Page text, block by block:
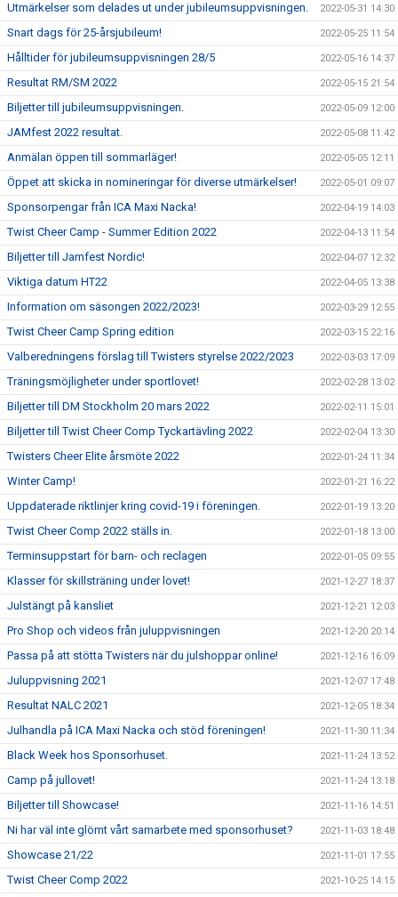
Utmärkelser som delades ut under jubileumsuppvisningen. 2022-05-31 14:30
Snart dags för 25-årsjubileum! 2022-05-25 11:54
Hålltider för jubileumsuppvisningen 28/5 2022-05-16 14:37
Resultat RM/SM 2022 2022-05-15 21:54
Biljetter till jubileumsuppvisningen. 2022-05-09 12:00
JAMfest 2022 resultat. 2022-05-08 11:42
Anmälan öppen till sommarläger! 2022-05-05 12:11
Öppet att skicka in nomineringar för diverse utmärkelser! 2022-05-01 09:07
Sponsorpengar från ICA Maxi Nacka! 2022-04-19 14:03
Twist Cheer Camp - Summer Edition 2022 2022-04-13 11:54
Biljetter till Jamfest Nordic! 2022-04-07 12:32
Viktiga datum HT22 2022-04-05 13:38
Information om säsongen 2022/2023! 2022-03-29 12:55
Twist Cheer Camp Spring edition 2022-03-15 22:16
Valberedningens förslag till Twisters styrelse 2022/2023 2022-03-03 17:09
Träningsmöjligheter under sportlovet! 2022-02-28 13:02
Biljetter till DM Stockholm 20 mars 2022 2022-02-11 15:01
Biljetter till Twist Cheer Comp Tyckartävling 2022 2022-02-04 13:30
Twisters Cheer Elite årsmöte 2022 2022-01-24 11:34
Winter Camp! 2022-01-21 16:22
Uppdaterade riktlinjer kring covid-19 i föreningen. 2022-01-19 13:20
Twist Cheer Comp 2022 ställs in. 2022-01-18 13:00
Terminsuppstart för barn- och reclagen 2022-01-05 09:55
Klasser för skillsträning under lovet! 2021-12-27 18:37
Julstängt på kansliet 2021-12-21 12:03
Pro Shop och videos från juluppvisningen 2021-12-20 20:14
Passa på att stötta Twisters när du julshoppar online! 2021-12-16 16:09
Juluppvisning 2021 2021-12-07 17:48
Resultat NALC 2021 2021-12-05 18:34
Julhandla på ICA Maxi Nacka och stöd föreningen! 2021-11-30 11:34
Black Week hos Sponsorhuset. 2021-11-24 13:52
Camp på jullovet! 2021-11-24 13:18
Biljetter till Showcase! 2021-11-16 14:51
Ni har väl inte glömt vårt samarbete med sponsorhuset? 2021-11-03 18:48
Showcase 21/22 2021-11-01 17:55
Twist Cheer Comp 2022 2021-10-25 14:15